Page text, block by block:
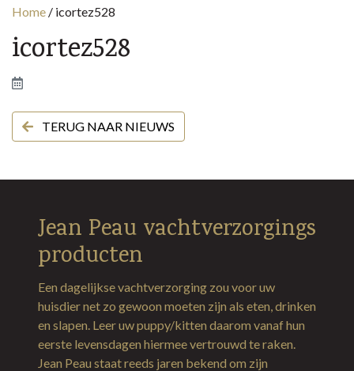
Home / icortez528
icortez528
TERUG NAAR NIEUWS
Jean Peau vachtverzorgings
producten
Een dagelijkse vachtverzorging zou voor uw
huisdier net zo gewoon moeten zijn als eten, drinken
en slapen. Leer uw puppy/kitten daarom vanaf hun
eerste levensdagen hiermee vertrouwd te raken.
Jean Peau staat reeds jaren bekend om zijn